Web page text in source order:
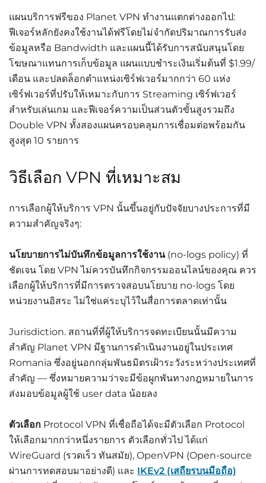
แผนบริการฟรีของ Planet VPN ทำงานแตกต่างออกไป:
ฟีเจอร์หลักยังคงใช้งานได้ฟรีโดยไม่จำกัดปริมาณการรับส่ง
ข้อมูลหรือ Bandwidth และแผนนี้ได้รับการสนับสนุนโดย
โฆษณาแทนการเก็บข้อมูล แผนแบบชำระเงินเริ่มต้นที่ $1.99/
เดือน และปลดล็อกตำแหน่งเซิร์ฟเวอร์มากกว่า 60 แห่ง
เซิร์ฟเวอร์ที่ปรับให้เหมาะกับการ Streaming เซิร์ฟเวอร์
สำหรับเล่นเกม และฟีเจอร์ความเป็นส่วนตัวขั้นสูงรวมถึง
Double VPN ทั้งสองแผนครอบคลุมการเชื่อมต่อพร้อมกัน
สูงสุด 10 รายการ
วิธีเลือก VPN ที่เหมาะสม
การเลือกผู้ให้บริการ VPN นั้นขึ้นอยู่กับปัจจัยบางประการที่มี
ความสำคัญจริงๆ:
นโยบายการไม่บันทึกข้อมูลการใช้งาน (no-logs policy) ที่
ชัดเจน โดย VPN ไม่ควรบันทึกกิจกรรมออนไลน์ของคุณ ควร
เลือกผู้ให้บริการที่มีการตรวจสอบนโยบาย no-logs โดย
หน่วยงานอิสระ ไม่ใช่แค่ระบุไว้ในสื่อการตลาดเท่านั้น
Jurisdiction. สถานที่ที่ผู้ให้บริการจดทะเบียนนั้นมีความ
สำคัญ Planet VPN มีฐานการดำเนินงานอยู่ในประเทศ
Romania ซึ่งอยู่นอกกลุ่มพันธมิตรเฝ้าระวังระหว่างประเทศที่
สำคัญ — ซึ่งหมายความว่าจะมีข้อผูกพันทางกฎหมายในการ
ส่งมอบข้อมูลผู้ใช้ user data น้อยลง
ตัวเลือก Protocol VPN ที่เชื่อถือได้จะมีตัวเลือก Protocol
ให้เลือกมากกว่าหนึ่งรายการ ตัวเลือกทั่วไป ได้แก่
WireGuard (รวดเร็ว ทันสมัย), OpenVPN (Open-source
ผ่านการทดสอบมาอย่างดี) และ IKEv2 (เสถียรบนมือถือ)